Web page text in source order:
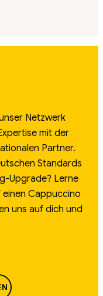
Netzwerk
mit der
Partner.
Standards
Upgrade? Lerne
Cappuccino
uns auf dich und